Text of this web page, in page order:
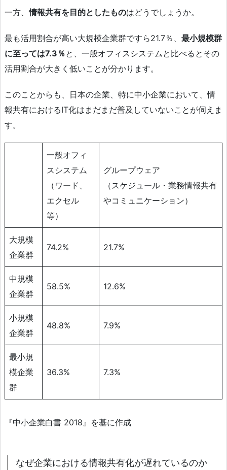
一方、情報共有を目的としたものはどうでしょうか。
最も活用割合が高い大規模企業群ですら21.7％、 最小規模群
に至っては7.3％ と、一般オフィスシステムと比べるとその
活用割合が大きく低いことが分かります。
このことからも、日本の企業、特に中小企業において、情
報共有におけるIT化はまだまだ普及していないことが伺えま
す。
一般オフィ
スシステム
（ワード、
エクセル
等）
グループウェア
（スケジュール・業務情報共有
やコミュニケーション）
大規模
企業群
74.2% 21.7%
中規模
企業群
58.5% 12.6%
小規模
企業群
48.8% 7.9%
最小規
模企業
群
36.3% 7.3%
『中小企業白書 2018』を基に作成
なぜ企業における情報共有化が遅れているのか